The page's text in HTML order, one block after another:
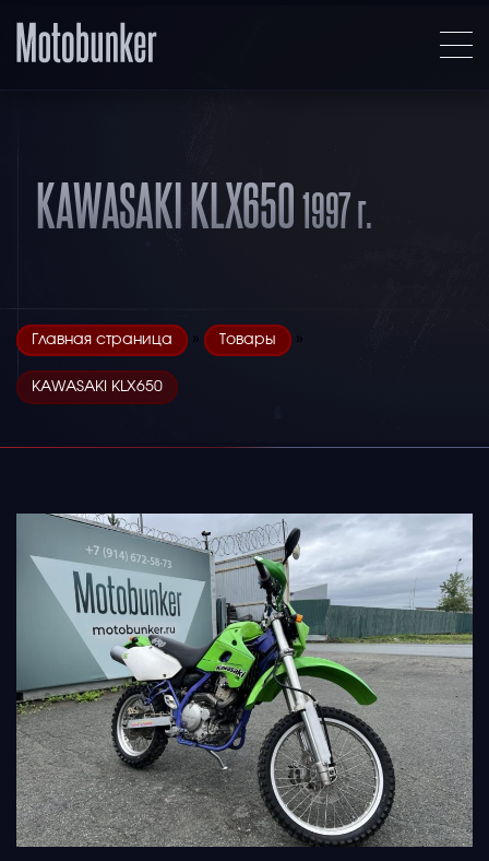
KAWASAKI KLX6501997 г.
Главная страница » Товары »
KAWASAKI KLX650